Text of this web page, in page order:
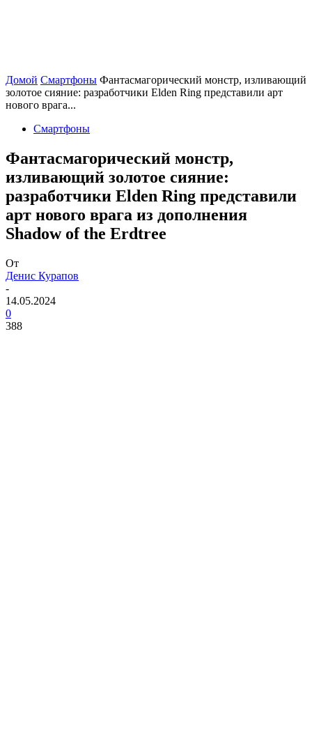
Домой Смартфоны Фантасмагорический монстр, изливающий
золотое сияние: разработчики Elden Ring представили арт
нового врага...
Смартфоны
Фантасмагорический монстр,
изливающий золотое сияние:
разработчики Elden Ring представили
арт нового врага из дополнения
Shadow of the Erdtree
От
Денис Курапов
-
14.05.2024
0
388